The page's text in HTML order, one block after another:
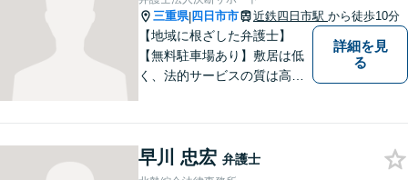
通事故】示談金の増額に向け
尽力
三重県| 四日市市 近鉄四日市駅 から徒歩10分
【地域に根ざした弁護士】
【無料駐車場あり】敷居は低
く、法的サービスの質は高く
題／離婚問題／相続問題／企
業法務など、幅広く対応可
詳細を見
る
早川 忠宏 弁護士